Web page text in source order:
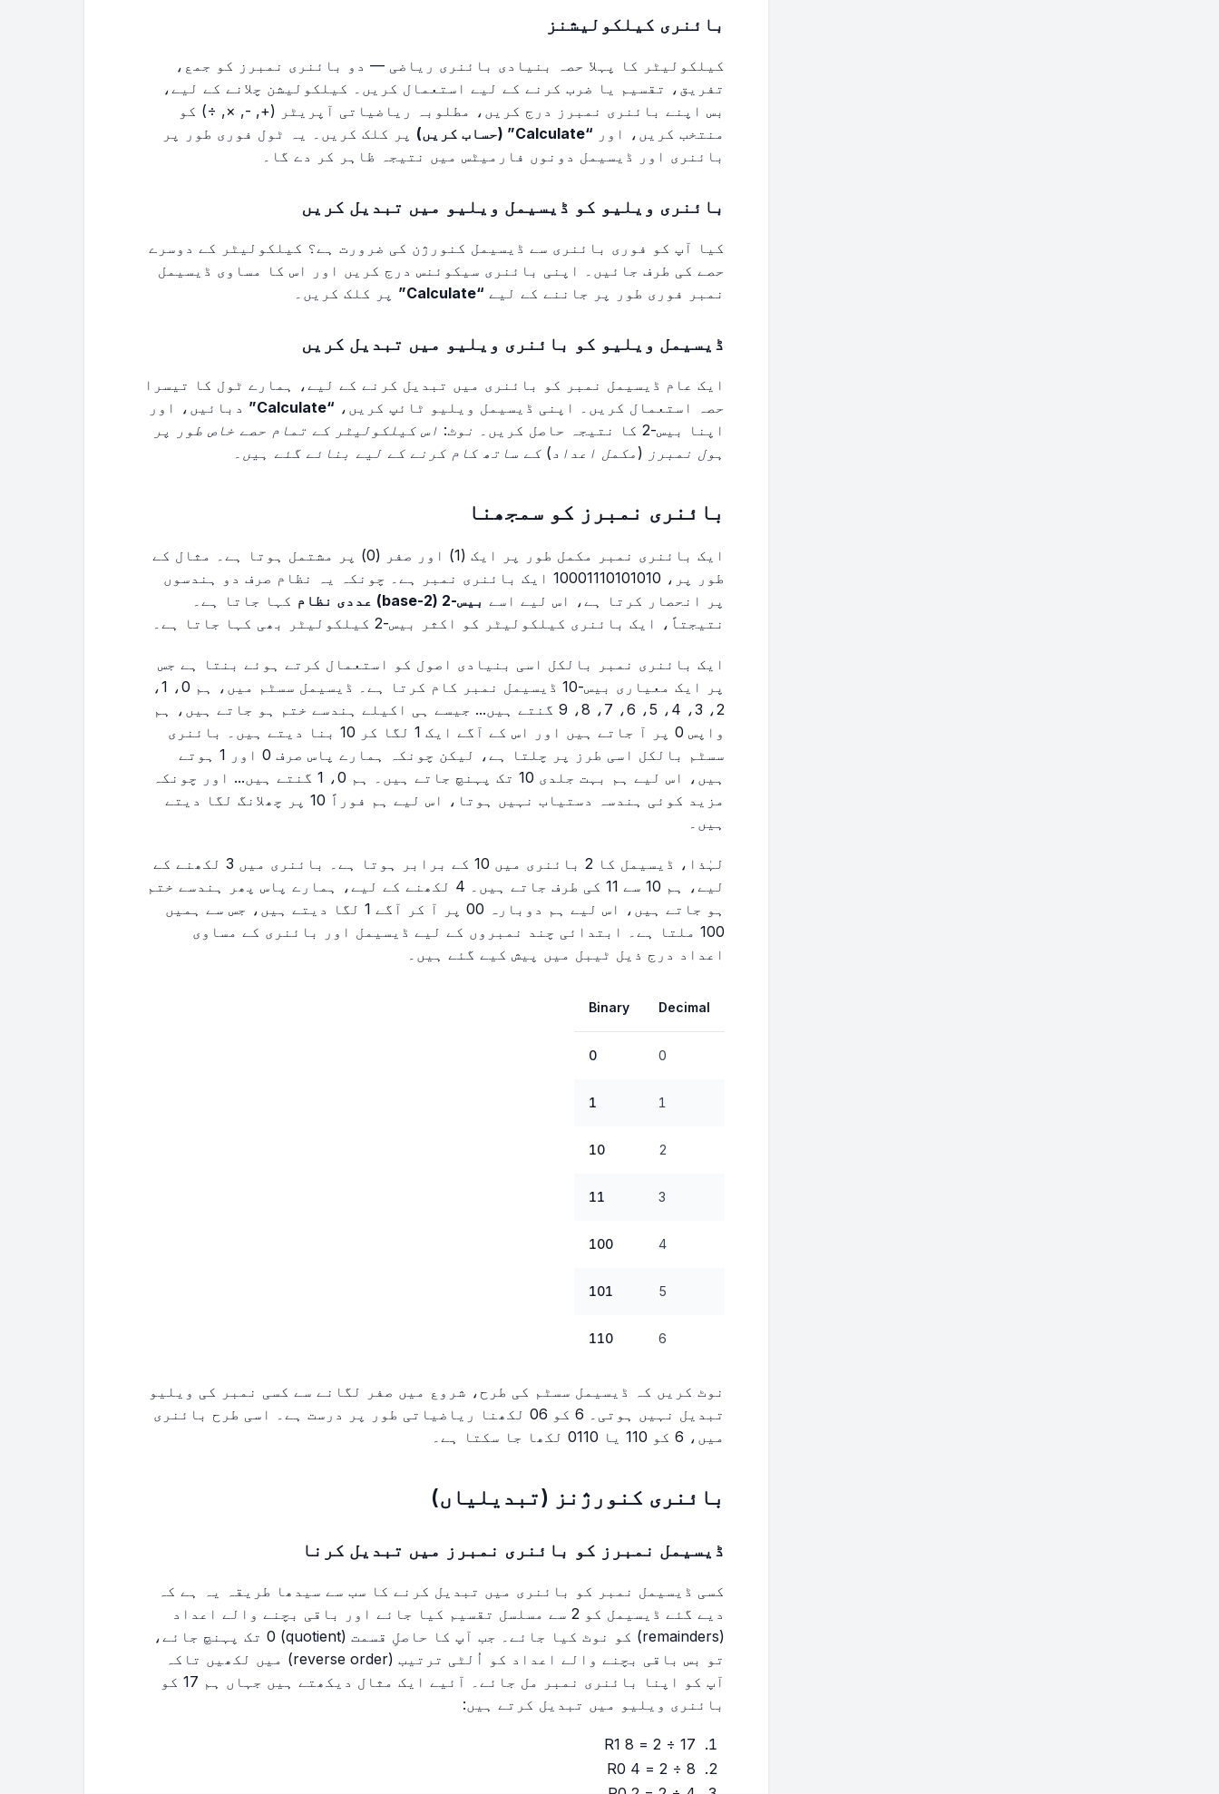
بائنری کیلکولیشنز
کیلکولیٹر کا پہلا حصہ بنیادی بائنری ریاضی — دو بائنری نمبرز کو جمع،
تفریق، تقسیم یا ضرب کرنے کے لیے استعمال کریں۔ کیلکولیشن چلانے کے لیے،
بس اپنے بائنری نمبرز درج کریں، مطلوبہ ریاضیاتی آپریٹر (+, -, ×, ÷) کو
منتخب کریں، اور “Calculate” (حساب کریں)
پر کلک کریں۔ یہ ٹول فوری طور پر
بائنری اور ڈیسیمل دونوں فارمیٹس میں نتیجہ ظاہر کر دے گا۔
بائنری ویلیو کو ڈیسیمل ویلیو میں تبدیل کریں
کیا آپ کو فوری بائنری سے ڈیسیمل کنورژن کی ضرورت ہے؟ کیلکولیٹر کے دوسرے
حصے کی طرف جائیں۔ اپنی بائنری سیکوئنس درج کریں اور اس کا مساوی ڈیسیمل
نمبر فوری طور پر جاننے کے لیے “Calculate” پر کلک کریں۔
ڈیسیمل ویلیو کو بائنری ویلیو میں تبدیل کریں
ایک عام ڈیسیمل نمبر کو بائنری میں تبدیل کرنے کے لیے، ہمارے ٹول کا تیسرا
حصہ استعمال کریں۔ اپنی ڈیسیمل ویلیو ٹائپ کریں، “Calculate”
دبائیں، اور
اپنا بیس-2 کا نتیجہ حاصل کریں۔
نوٹ: اس کیلکولیٹر کے تمام حصے خاص طور پر
ہول نمبرز (مکمل اعداد) کے ساتھ کام کرنے کے لیے بنائے گئے ہیں۔
بائنری نمبرز کو سمجھنا
ایک بائنری نمبر مکمل طور پر ایک (1) اور صفر (0) پر مشتمل ہوتا ہے۔ مثال کے
طور پر، 10001110101010 ایک بائنری نمبر ہے۔ چونکہ یہ نظام صرف دو ہندسوں
پر انحصار کرتا ہے، اس لیے اسے بیس-2 (base-2) عددی نظام
کہا جاتا ہے۔
نتیجتاً، ایک بائنری کیلکولیٹر کو اکثر بیس-2 کیلکولیٹر بھی کہا جاتا ہے۔
ایک بائنری نمبر بالکل اسی بنیادی اصول کو استعمال کرتے ہوئے بنتا ہے جس
پر ایک معیاری بیس-10 ڈیسیمل نمبر کام کرتا ہے۔ ڈیسیمل سسٹم میں، ہم 0، 1،
2، 3، 4، 5، 6، 7، 8، 9 گنتے ہیں... جیسے ہی اکیلے ہندسے ختم ہو جاتے ہیں، ہم
واپس 0 پر آ جاتے ہیں اور اس کے آگے ایک 1 لگا کر 10 بنا دیتے ہیں۔ بائنری
سسٹم بالکل اسی طرز پر چلتا ہے، لیکن چونکہ ہمارے پاس صرف 0 اور 1 ہوتے
ہیں، اس لیے ہم بہت جلدی 10 تک پہنچ جاتے ہیں۔ ہم 0، 1 گنتے ہیں... اور چونکہ
مزید کوئی ہندسہ دستیاب نہیں ہوتا، اس لیے ہم فوراً 10 پر چھلانگ لگا دیتے
ہیں۔
لہٰذا، ڈیسیمل کا 2 بائنری میں 10 کے برابر ہوتا ہے۔ بائنری میں 3 لکھنے کے
لیے، ہم 10 سے 11 کی طرف جاتے ہیں۔ 4 لکھنے کے لیے، ہمارے پاس پھر ہندسے ختم
ہو جاتے ہیں، اس لیے ہم دوبارہ 00 پر آ کر آگے 1 لگا دیتے ہیں، جس سے ہمیں
100 ملتا ہے۔ ابتدائی چند نمبروں کے لیے ڈیسیمل اور بائنری کے مساوی
اعداد درج ذیل ٹیبل میں پیش کیے گئے ہیں۔
Decimal
Binary
0
0
1
1
2
10
3
11
4
100
5
101
6
110
نوٹ کریں کہ ڈیسیمل سسٹم کی طرح، شروع میں صفر لگانے سے کسی نمبر کی ویلیو
تبدیل نہیں ہوتی۔ 6 کو 06 لکھنا ریاضیاتی طور پر درست ہے۔ اسی طرح بائنری
میں، 6 کو 110 یا 0110 لکھا جا سکتا ہے۔
بائنری کنورژنز (تبدیلیاں)
ڈیسیمل نمبرز کو بائنری نمبرز میں تبدیل کرنا
کسی ڈیسیمل نمبر کو بائنری میں تبدیل کرنے کا سب سے سیدھا طریقہ یہ ہے کہ
دیے گئے ڈیسیمل کو 2 سے مسلسل تقسیم کیا جائے اور باقی بچنے والے اعداد
(remainders) کو نوٹ کیا جائے۔ جب آپ کا حاصلِ قسمت (quotient) 0 تک پہنچ جائے،
تو بس باقی بچنے والے اعداد کو اُلٹی ترتیب (reverse order) میں لکھیں تاکہ
آپ کو اپنا بائنری نمبر مل جائے۔ آئیے ایک مثال دیکھتے ہیں جہاں ہم 17 کو
بائنری ویلیو میں تبدیل کرتے ہیں:
17 ÷ 2 = 8 R1
8 ÷ 2 = 4 R0